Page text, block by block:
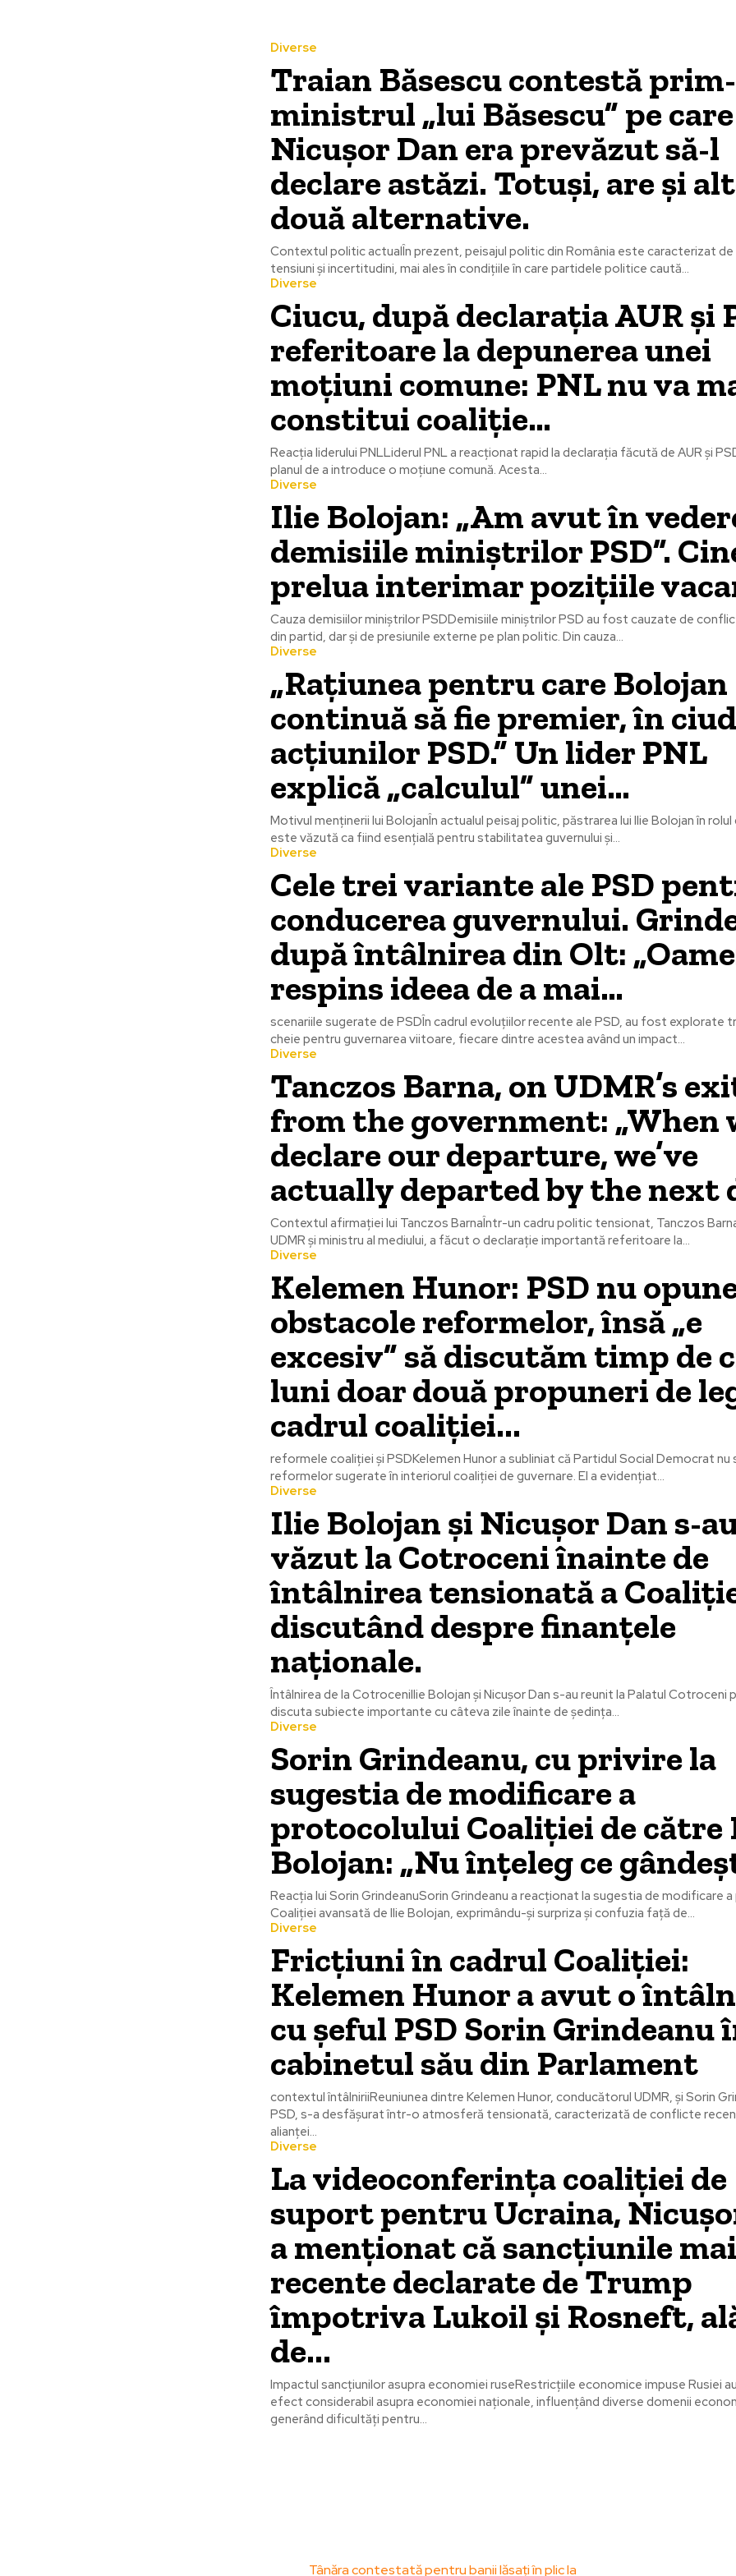
Diverse
Traian Băsescu contestă prim-
ministrul „lui Băsescu” pe care
Nicușor Dan era prevăzut să-l
declare astăzi. Totuși, are și
două alternative.
Contextul politic actualÎn prezent, peisajul politic din România este caracterizat de
tensiuni și incertitudini, mai ales în condițiile în care partidele politice caută...
Diverse
Ciucu, după declarația AUR și
referitoare la depunerea unei
moțiuni comune: PNL nu va
constitui coaliție…
Reacția liderului PNLLiderul PNL a reacționat rapid la declarația făcută de AUR și
planul de a introduce o moțiune comună. Acesta...
Diverse
Ilie Bolojan: „Am avut în
demisiile miniștrilor PSD”.
prelua interimar pozițiile
Cauza demisiilor miniștrilor PSDDemisiile miniștrilor PSD au fost cauzate de
din partid, dar și de presiunile externe pe plan politic. Din cauza...
Diverse
„Rațiunea pentru care Bolojan
continuă să fie premier, în
acțiunilor PSD.” Un lider PNL
explică „calculul” unei…
Motivul menținerii lui BolojanÎn actualul peisaj politic, păstrarea lui Ilie Bolojan în
este văzută ca fiind esențială pentru stabilitatea guvernului și...
Diverse
Cele trei variante ale PSD
conducerea guvernului.
după întâlnirea din Olt:
respins ideea de a mai…
scenariile sugerate de PSDÎn cadrul evoluțiilor recente ale PSD, au fost explorate
cheie pentru guvernarea viitoare, fiecare dintre acestea având un impact...
Diverse
Tanczos Barna, on UDMR’s
from the government: „When
declare our departure, we’ve
actually departed by the next
Contextul afirmației lui Tanczos BarnaÎntr-un cadru politic tensionat, Tanczos
UDMR și ministru al mediului, a făcut o declarație importantă referitoare la...
Diverse
Kelemen Hunor: PSD nu
obstacole reformelor, însă „e
excesiv” să discutăm timp de
luni doar două propuneri de
cadrul coaliției...
reformele coaliției și PSDKelemen Hunor a subliniat că Partidul Social Democrat nu
reformelor sugerate în interiorul coaliției de guvernare. El a evidențiat...
Diverse
Ilie Bolojan și Nicușor Dan s-
văzut la Cotroceni înainte de
întâlnirea tensionată a
discutând despre finanțele
naționale.
Întâlnirea de la CotroceniIlie Bolojan și Nicușor Dan s-au reunit la Palatul Cotroceni
discuta subiecte importante cu câteva zile înainte de ședința...
Diverse
Sorin Grindeanu, cu privire la
sugestia de modificare a
protocolului Coaliției de către
Bolojan: „Nu înțeleg ce
Reacția lui Sorin GrindeanuSorin Grindeanu a reacționat la sugestia de modificare
Coaliției avansată de Ilie Bolojan, exprimându-și surpriza și confuzia față de...
Diverse
Fricțiuni în cadrul Coaliției:
Kelemen Hunor a avut o
cu șeful PSD Sorin Grindeanu
cabinetul său din Parlament
contextul întâlniriiReuniunea dintre Kelemen Hunor, conducătorul UDMR, și Sorin
PSD, s-a desfășurat într-o atmosferă tensionată, caracterizată de conflicte
alianței...
Diverse
La videoconferința coaliției de
suport pentru Ucraina,
a menționat că sancțiunile mai
recente declarate de Trump
împotriva Lukoil și Rosneft,
de...
Impactul sancțiunilor asupra economiei ruseRestricțiile economice impuse Rusiei
efect considerabil asupra economiei naționale, influențând diverse domenii
generând dificultăți pentru...
Tânăra contestată pentru banii lăsați în plic la